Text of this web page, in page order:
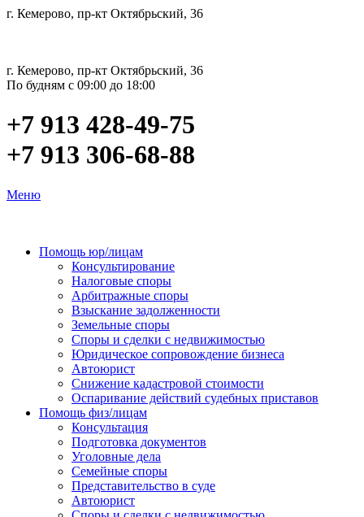
г. Кемерово, пр-кт Октябрьский, 36
г. Кемерово, пр-кт Октябрьский, 36
По будням с 09:00 до 18:00
+7 913 428-49-75
+7 913 306-68-88
Меню
Помощь юр/лицам
Консультирование
Налоговые споры
Арбитражные споры
Взыскание задолженности
Земельные споры
Споры и сделки с недвижимостью
Юридическое сопровождение бизнеса
Автоюрист
Снижение кадастровой стоимости
Оспаривание действий судебных приставов
Помощь физ/лицам
Консультация
Подготовка документов
Уголовные дела
Семейные споры
Представительство в суде
Автоюрист